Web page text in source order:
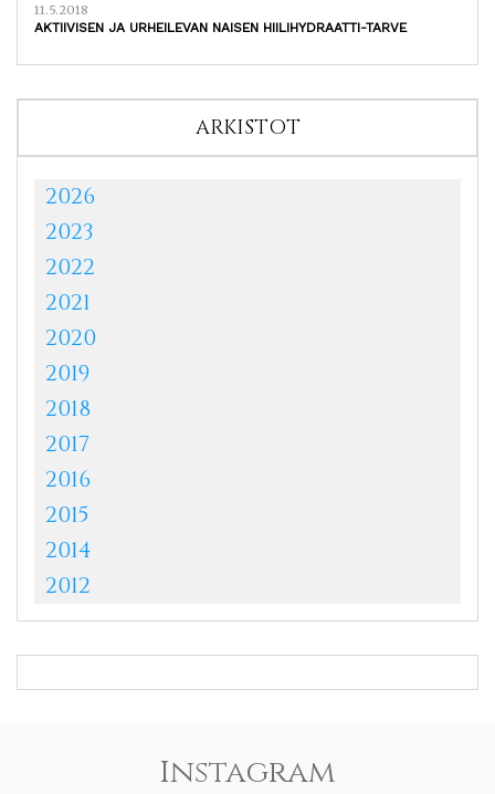
11.5.2018
AKTIIVISEN JA URHEILEVAN NAISEN HIILIHYDRAATTI-TARVE
ARKISTOT
2026
2023
2022
2021
2020
2019
2018
2017
2016
2015
2014
2012
Instagram